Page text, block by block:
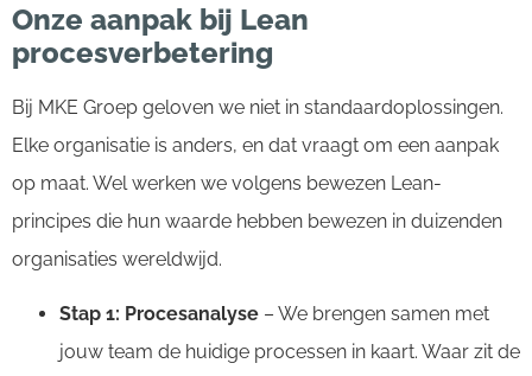
Onze aanpak bij Lean
procesverbetering
Bij MKE Groep geloven we niet in standaardoplossingen.
Elke organisatie is anders, en dat vraagt om een aanpak
op maat. Wel werken we volgens bewezen Lean-
principes die hun waarde hebben bewezen in duizenden
organisaties wereldwijd.
Stap 1: Procesanalyse – We brengen samen met
jouw team de huidige processen in kaart. Waar zit de